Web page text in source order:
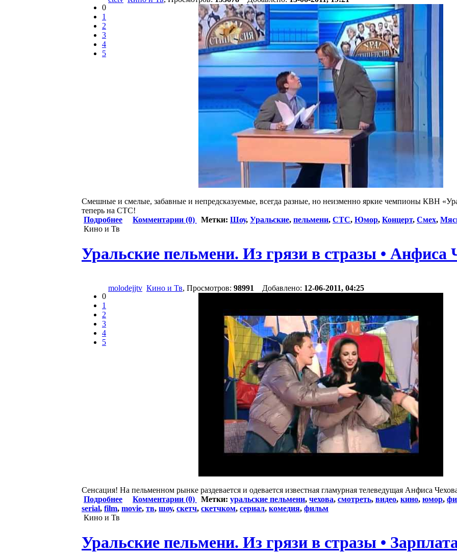
0
1
2
3
4
5
Смешные и смелые, забавные и непредсказуемые, всегда разные, но неизменно яркие чемпионы КВН
теперь на СТС!
Подробнее
Комментарии (0) Метки: Шоу, Уральские, пельмени, СТС, Юмор, Концерт, Смех,
Кино и Тв
Уральские пельмени. Из грязи в стразы • Анфиса
0
1
2
3
4
5
molodejjtv Кино и Тв, Просмотров: 98991 Добавлено: 12-06-2011, 04:25
Сенсация! На пельменном рынке раздевается и одевается известная гламурная телеведущая Анфиса
Подробнее
Комментарии (0) Метки: уральские пельмени, чехова, смотреть, видео, кино, юмор,
serial, film, movie, тв, шоу, скетч, скетчком, сериал, комедия, фильм
Кино и Тв
Уральские пельмени. Из грязи в стразы •